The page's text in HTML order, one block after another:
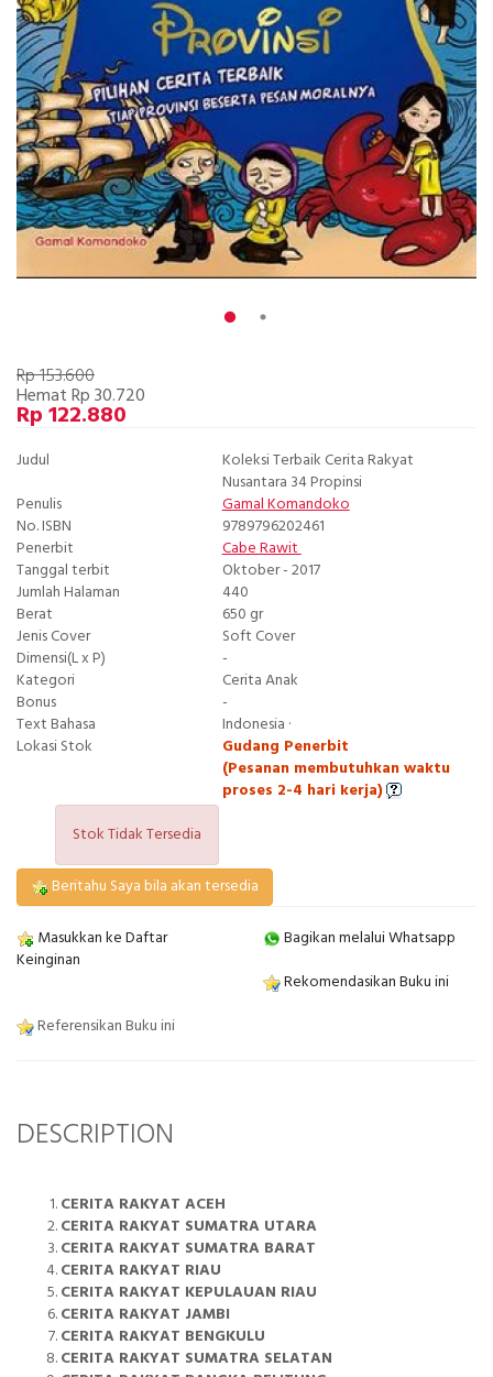
Rp 153.600
Hemat Rp 30.720
Rp 122.880
Judul
Koleksi Terbaik Cerita Rakyat
Nusantara 34 Propinsi
Penulis
Gamal Komandoko
No. ISBN
9789796202461
Penerbit
Cabe Rawit
Tanggal terbit
Oktober - 2017
Jumlah Halaman
440
Berat
650 gr
Jenis Cover
Soft Cover
Dimensi(L x P)
-
Kategori
Cerita Anak
Bonus
-
Text Bahasa
Indonesia ·
Lokasi Stok
Gudang Penerbit
(Pesanan membutuhkan waktu
proses 2-4 hari kerja)
Stok Tidak Tersedia
Beritahu Saya bila akan tersedia
Masukkan ke Daftar
Keinginan
Bagikan melalui Whatsapp
Rekomendasikan Buku ini
Referensikan Buku ini
DESCRIPTION
CERITA RAKYAT ACEH
CERITA RAKYAT SUMATRA UTARA
CERITA RAKYAT SUMATRA BARAT
CERITA RAKYAT RIAU
CERITA RAKYAT KEPULAUAN RIAU
CERITA RAKYAT JAMBI
CERITA RAKYAT BENGKULU
CERITA RAKYAT SUMATRA SELATAN